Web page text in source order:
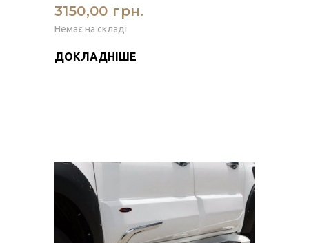
3150,00 грн.
Немає на складі
ДОКЛАДНІШЕ